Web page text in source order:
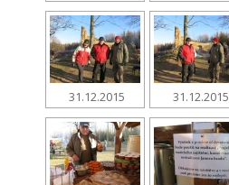
31.12.2015 31.12.2015